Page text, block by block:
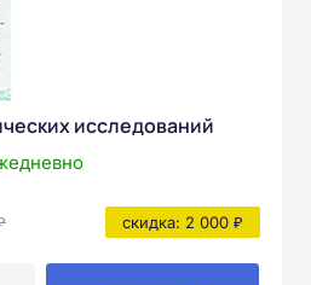
исследований
скидка: 2 000 ₽